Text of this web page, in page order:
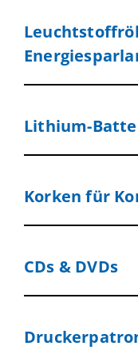
Lithium-
Korken für
CDs & DVDs